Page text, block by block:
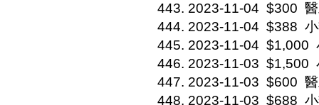
2023-11-04 $300
2023-11-04 $388
2023-11-04 $1,000
2023-11-03 $1,500
2023-11-03 $600
2023-11-03 $688